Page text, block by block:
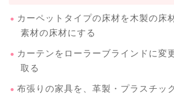
カーペットタイプの床材を木製の床
素材の床材にする
カーテンをローラーブラインドに変
取る
布張りの家具を、革製・プラスチッ